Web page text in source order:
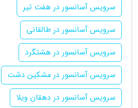
سرویس آسانسور در هفت تیر
سرویس آسانسور در طالقانی
سرویس آسانسور در هشتگرد
سرویس آسانسور در مشکین دشت
سرویس آسانسور در دهقان ویلا